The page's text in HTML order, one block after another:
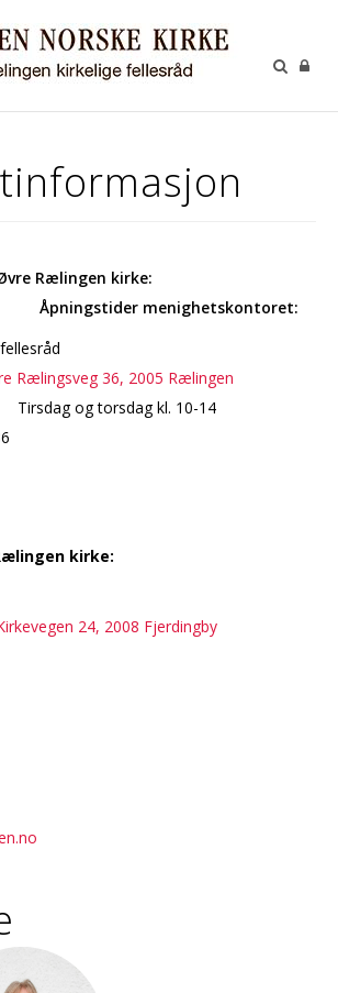
Rælingen kirke:
Åpningstider menighetskontoret:
kirkelige fellesråd
Rælingsveg 36, 2005 Rælingen
irsdag og torsdag kl. 10-14
36
kirke:
24, 2008 Fjerdingby